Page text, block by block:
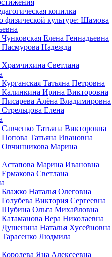
копилка
физической культуре: Шамова
Елена Геннадьевна
Пасмурова Надежда
Храмчихина Светлана
Татьяна Петровна
Калинкина Ирина Викторовна
Писарева Алёна Владимировна
Елена
Татьяна Викторовна
Попова Татьяна Ивановна
Овчинникова Марина
Астапова Марина Ивановна
Светлана
Блажко Наталья Олеговна
Виктория Сергеевна
Шубина Ольга Михайловна
Катаманова Вера Николаевна
Душенина Наталья Хусейновна
Тарасенко Людмила
Королева Яна Алексеевна